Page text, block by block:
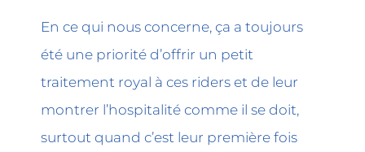
En ce qui nous concerne, ça a toujours
été une priorité d’offrir un petit
traitement royal à ces riders et de leur
montrer l’hospitalité comme il se doit,
surtout quand c’est leur première fois